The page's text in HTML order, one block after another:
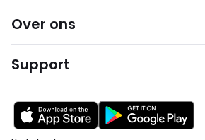
Over ons
Support